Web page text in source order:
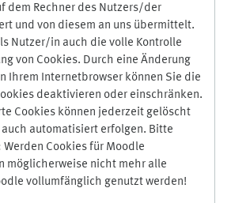
dem Rechner des Nutzers/der
und von diesem an uns übermittelt.
Nutzer/in auch die volle Kontrolle
von Cookies. Durch eine Änderung
Ihrem Internetbrowser können Sie die
deaktivieren oder einschränken.
Cookies können jederzeit gelöscht
automatisiert erfolgen. Bitte
Cookies für Moodle
möglicherweise nicht mehr alle
vollumfänglich genutzt werden!